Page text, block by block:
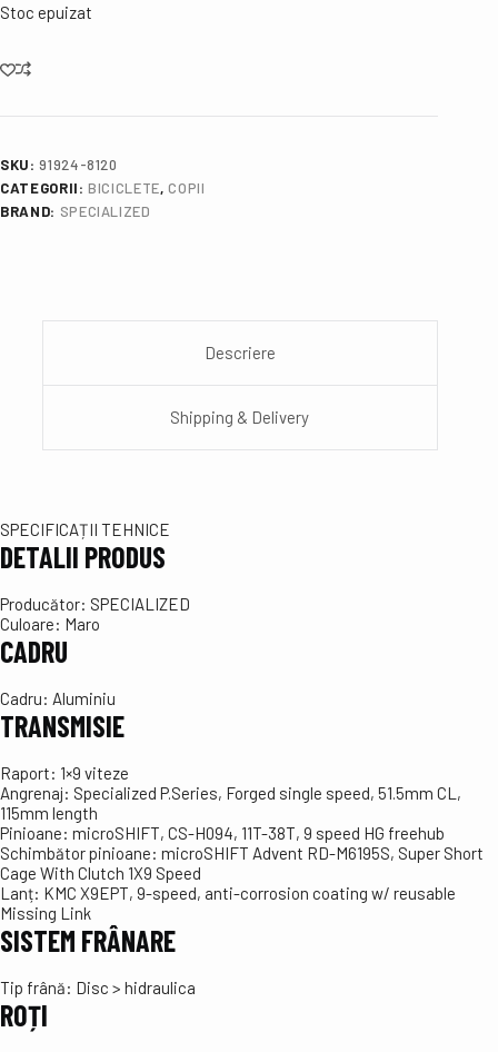
Stoc epuizat
SKU:91924-8120
CATEGORII:BICICLETE,COPII
BRAND: SPECIALIZED
Descriere
Shipping & Delivery
SPECIFICAȚII TEHNICE
DETALII PRODUS
Producător: SPECIALIZED
Culoare: Maro
CADRU
Cadru: Aluminiu
TRANSMISIE
Raport: 1×9 viteze
Angrenaj: Specialized P.Series, Forged single speed, 51.5mm CL,
115mm length
Pinioane: microSHIFT, CS-H094, 11T-38T, 9 speed HG freehub
Schimbător pinioane: microSHIFT Advent RD-M6195S, Super Short
Cage With Clutch 1X9 Speed
Lanț: KMC X9EPT, 9-speed, anti-corrosion coating w/ reusable
Missing Link
SISTEM FRÂNARE
Tip frână: Disc > hidraulica
ROȚI